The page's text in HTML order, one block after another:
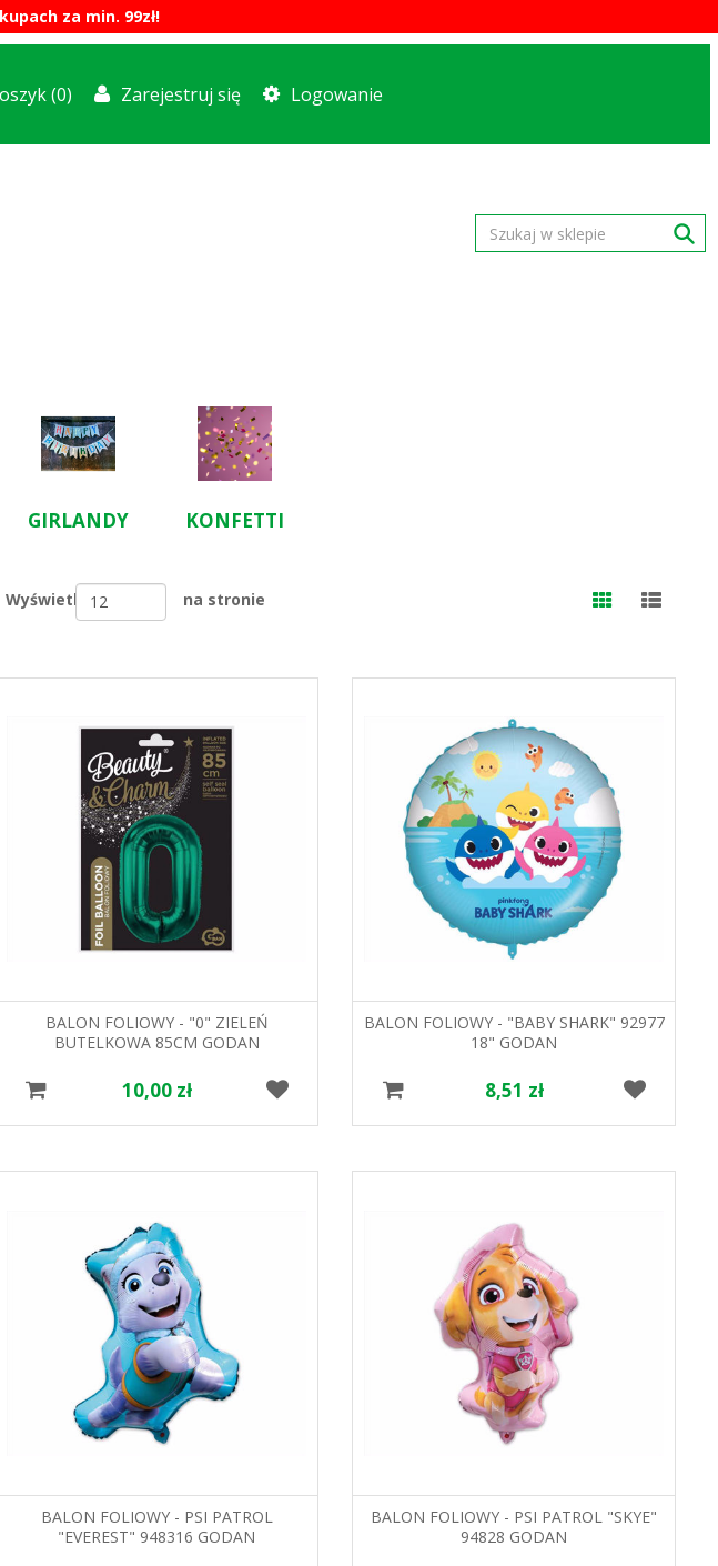
za min. 99zł!
(0) Zarejestruj się Logowanie
GIRLANDY KONFETTI
Wyświetl na stronie
BALON FOLIOWY - "0" ZIELEŃ
BUTELKOWA 85CM GODAN
10,00 zł
BALON FOLIOWY - "BABY SHARK" 92977
18" GODAN
8,51 zł
BALON FOLIOWY - PSI PATROL
"EVEREST" 948316 GODAN
BALON FOLIOWY - PSI PATROL "SKYE"
94828 GODAN